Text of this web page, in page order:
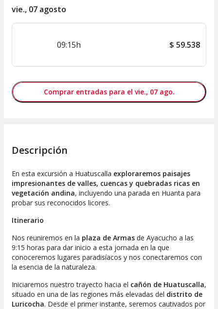
vie., 07 agosto
09:15h $ 59.538
Comprar entradas para el vie., 07 ago.
Descripción
En esta excursión a Huatuscalla exploraremos paisajes
impresionantes de valles, cuencas y quebradas ricas en
vegetación andina, incluyendo una parada en Huanta para
probar sus reconocidos licores.
Itinerario
Nos reuniremos en la plaza de Armas de Ayacucho a las
9:15 horas para dar inicio a esta jornada en la que
conoceremos lugares paradisíacos y nos conectaremos con
la esencia de la naturaleza.
Iniciaremos nuestro trayecto hacia el cañón de Huatuscalla,
situado en una de las regiones más elevadas del distrito de
Luricocha. Desde el primer instante, seremos cautivados por